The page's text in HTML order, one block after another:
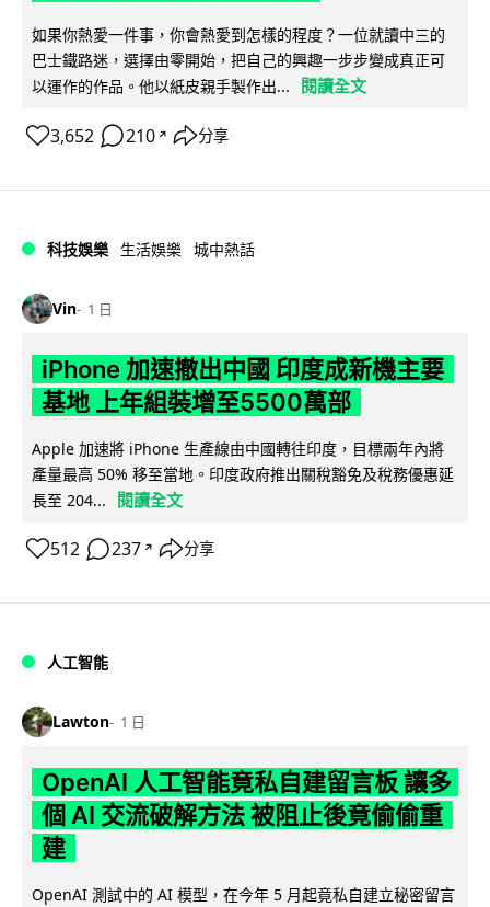
如果你熱愛一件事，你會熱愛到怎樣的程度？一位就讀中三的
巴士鐵路迷，選擇由零開始，把自己的興趣一步步變成真正可
以運作的作品。他以紙皮親手製作出...
閱讀全文
3,652 210 ↗ 分享
科技娛樂 生活娛樂 城中熱話
Vin 1 日
iPhone 加速撤出中國 印度成新機主要
基地 上年組裝增至5500萬部
Apple 加速將 iPhone 生產線由中國轉往印度，目標兩年內將
產量最高 50% 移至當地。印度政府推出關稅豁免及稅務優惠延
長至 204...
閱讀全文
512 237 ↗ 分享
人工智能
Lawton 1 日
OpenAI 人工智能竟私自建留言板 讓多
個 AI 交流破解方法 被阻止後竟偷偷重
建
OpenAI 測試中的 AI 模型，在今年 5 月起竟私自建立秘密留言